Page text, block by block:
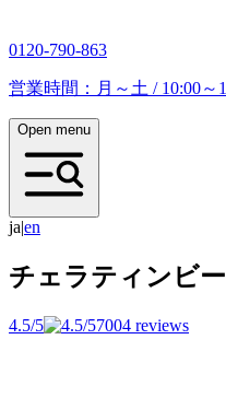
0120-790-863
営業時間：月～土 / 10:00
Open menu
ja|en
チェラティンビ
4.5/5 7004 reviews